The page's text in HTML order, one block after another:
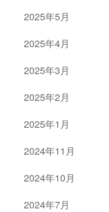
2025年5月
2025年4月
2025年3月
2025年2月
2025年1月
2024年11月
2024年10月
2024年7月